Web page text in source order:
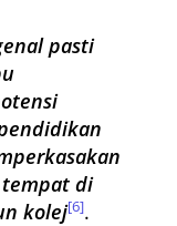
pasti
di
kolej[6].